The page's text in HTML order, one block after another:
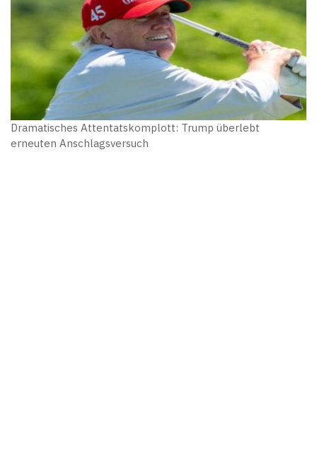
Dramatisches Attentatskomplott: Trump überlebt
erneuten Anschlagsversuch